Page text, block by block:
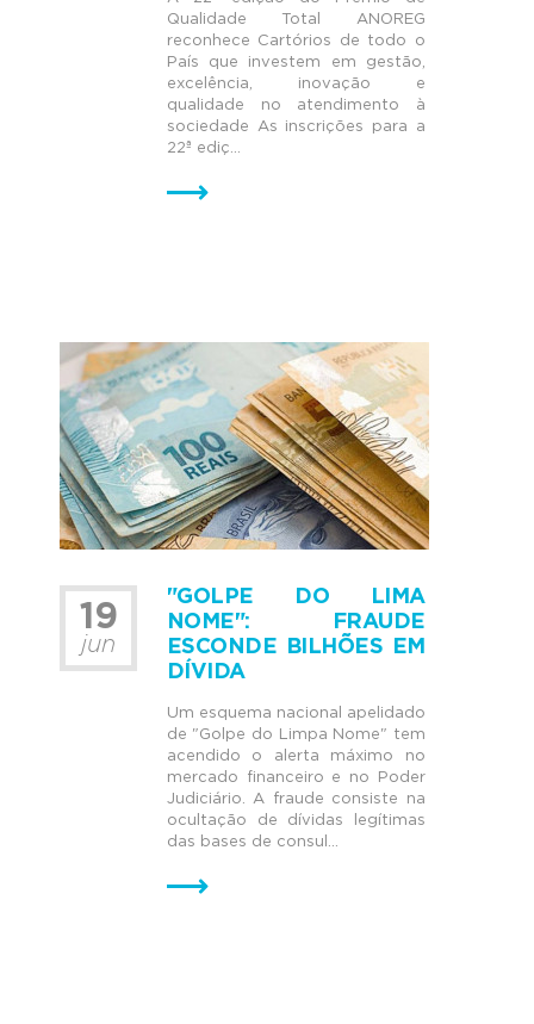
Qualidade Total ANOREG
reconhece Cartórios de todo o
País que investem em gestão,
excelência, inovação e
qualidade no atendimento à
sociedade As inscrições para a
22ª ediç...
19
jun
"GOLPE DO LIMA
NOME": FRAUDE
ESCONDE BILHÕES EM
DÍVIDA
Um esquema nacional apelidado
de "Golpe do Limpa Nome" tem
acendido o alerta máximo no
mercado financeiro e no Poder
Judiciário. A fraude consiste na
ocultação de dívidas legítimas
das bases de consul...